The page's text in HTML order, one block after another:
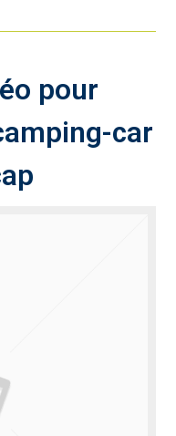
pour
car